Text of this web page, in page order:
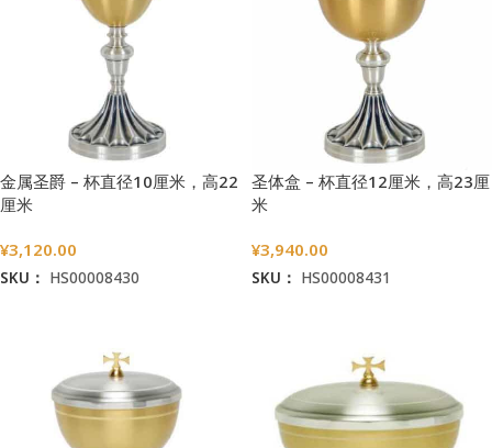
金属圣爵 – 杯直径10厘米，高22
厘米
¥3,120.00
SKU： HS00008430
圣体盒 – 杯直径12厘米，高23厘
米
¥3,940.00
SKU： HS00008431